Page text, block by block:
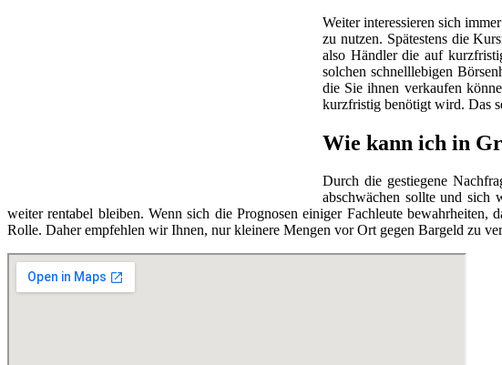
Weiter interessieren sich
zu nutzen. Spätestens die
also Händler die auf
solchen schnelllebigen
die Sie ihnen verkaufen
kurzfristig benötigt wird. Das
Wie kann ich in
Durch die gestiegene
abschwächen sollte und sich
weiter rentabel bleiben. Wenn sich die Prognosen einiger Fachleute
Rolle. Daher empfehlen wir Ihnen, nur kleinere Mengen vor Ort gegen Bargeld zu